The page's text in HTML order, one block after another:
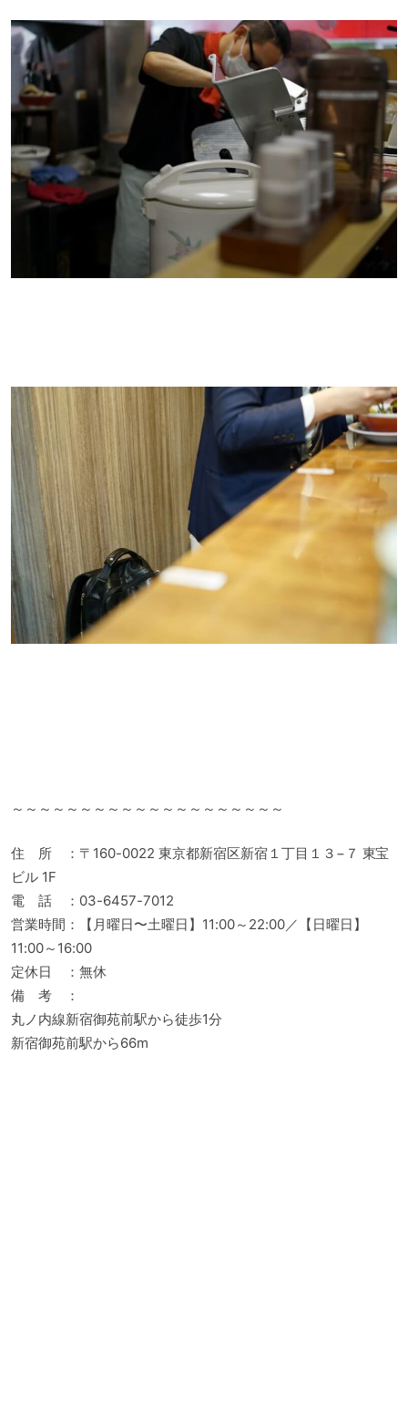
～～～～～～～～～～～～～～～～～～～～
住 所 ：〒160-0022 東京都新宿区新宿１丁目１３−７ 東宝
ビル 1F
電 話 ：03-6457-7012
営業時間：【月曜日〜土曜日】11:00～22:00／【日曜日】
11:00～16:00
定休日 ：無休
備 考 ：
丸ノ内線新宿御苑前駅から徒歩1分
新宿御苑前駅から66m